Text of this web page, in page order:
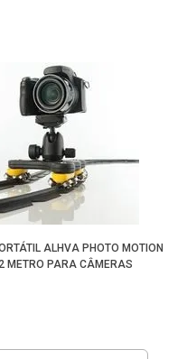
ALHVA PHOTO MOTION
METRO PARA CÂMERAS